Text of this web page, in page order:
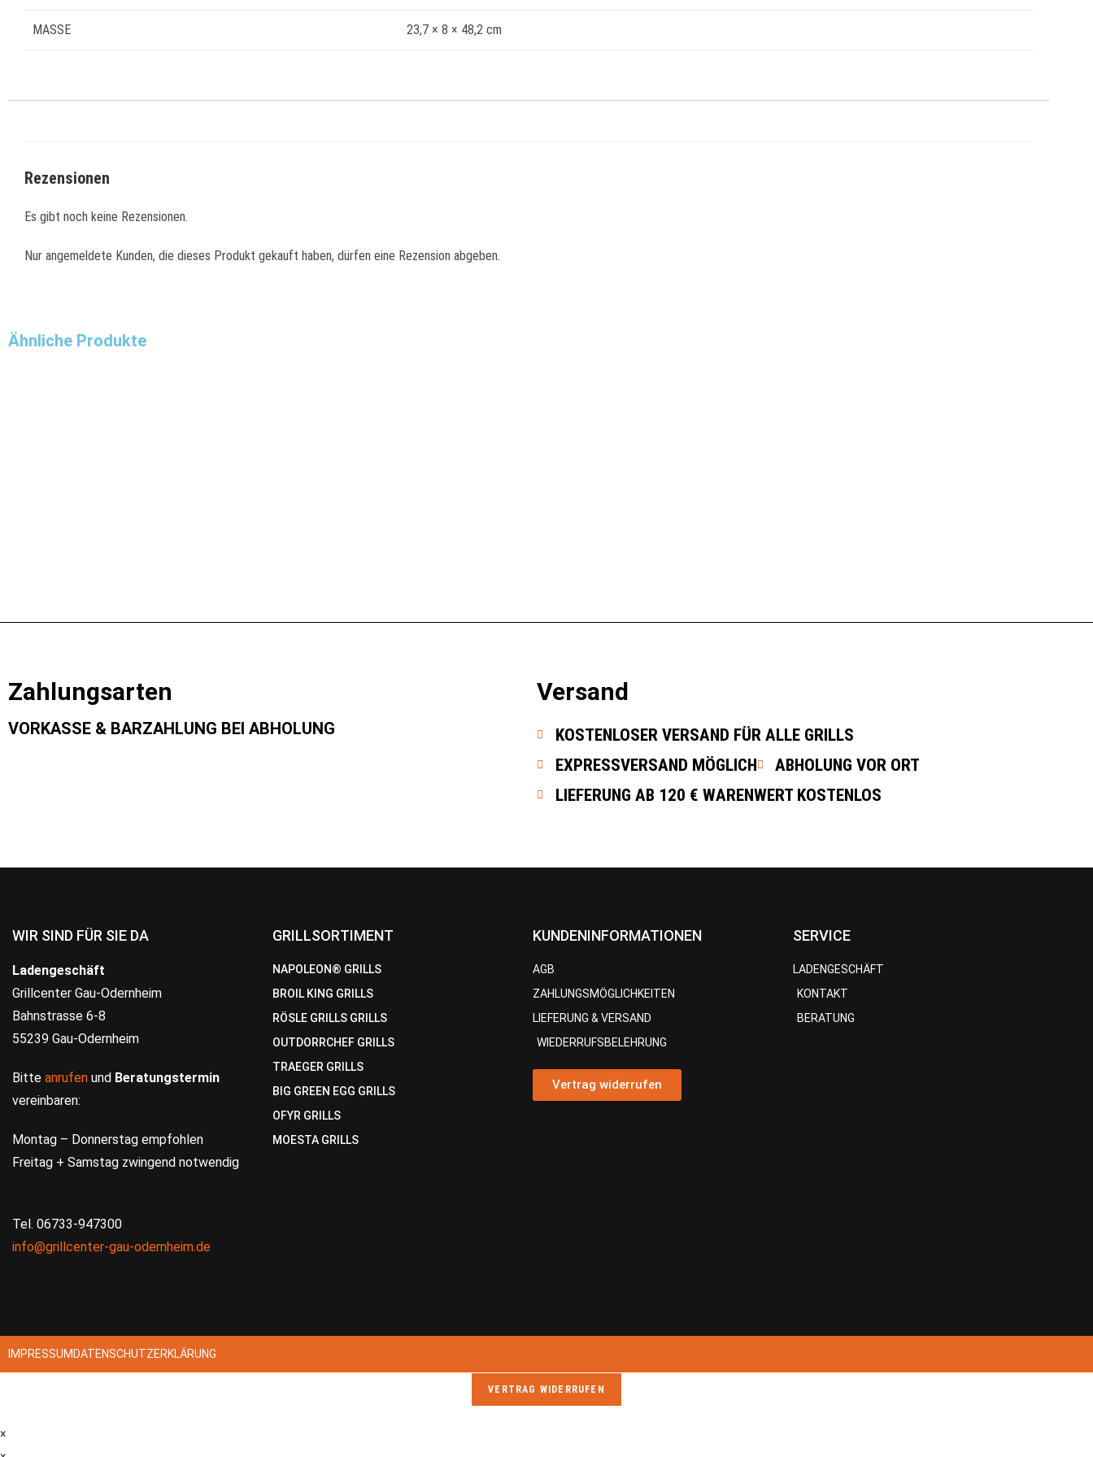
MASSE 23,7 × 8 × 48,2 cm
Rezensionen
Es gibt noch keine Rezensionen.
Nur angemeldete Kunden, die dieses Produkt gekauft haben, dürfen eine Rezension abgeben.
Ähnliche Produkte
Zahlungsarten
VORKASSE & BARZAHLUNG BEI ABHOLUNG
Versand
KOSTENLOSER VERSAND FÜR ALLE GRILLS
EXPRESSVERSAND MÖGLICH
ABHOLUNG VOR ORT
LIEFERUNG AB 120 € WARENWERT KOSTENLOS
WIR SIND FÜR SIE DA
Ladengeschäft
Grillcenter Gau-Odernheim
Bahnstrasse 6-8
55239 Gau-Odernheim
Bitte anrufen und Beratungstermin
vereinbaren:
Montag – Donnerstag empfohlen
Freitag + Samstag zwingend notwendig
Tel. 06733-947300
info@grillcenter-gau-odernheim.de
GRILLSORTIMENT
NAPOLEON® GRILLS
BROIL KING GRILLS
RÖSLE GRILLS GRILLS
OUTDORRCHEF GRILLS
TRAEGER GRILLS
BIG GREEN EGG GRILLS
OFYR GRILLS
MOESTA GRILLS
KUNDENINFORMATIONEN
AGB
ZAHLUNGSMÖGLICHKEITEN
LIEFERUNG & VERSAND
WIEDERRUFSBELEHRUNG
Vertrag widerrufen
SERVICE
LADENGESCHÄFT
KONTAKT
BERATUNG
IMPRESSUM DATENSCHUTZERKLÄRUNG
VERTRAG WIDERRUFEN
×